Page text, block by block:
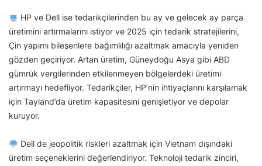
HP ve Dell ise tedarikçilerinden bu ay ve gelecek ay parça
üretimini artırmalarını istiyor ve 2025 için tedarik stratejilerini,
Çin yapımı bileşenlere bağımlılığı azaltmak amacıyla yeniden
gözden geçiriyor. Artan üretim, Güneydoğu Asya gibi ABD
gümrük vergilerinden etkilenmeyen bölgelerdeki üretimi
artırmayı hedefliyor. Tedarikçiler, HP’nin ihtiyaçlarını karşılamak
için Tayland’da üretim kapasitesini genişletiyor ve depolar
kuruyor.
Dell de jeopolitik riskleri azaltmak için Vietnam dışındaki
üretim seçeneklerini değerlendiriyor. Teknoloji tedarik zinciri,